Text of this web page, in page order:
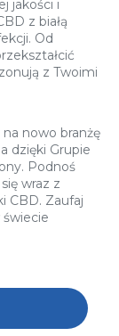
jakości i
z białą
Od
z Twoimi
nowo branżę
dzięki Grupie
Podnoś
wraz z
CBD. Zaufaj